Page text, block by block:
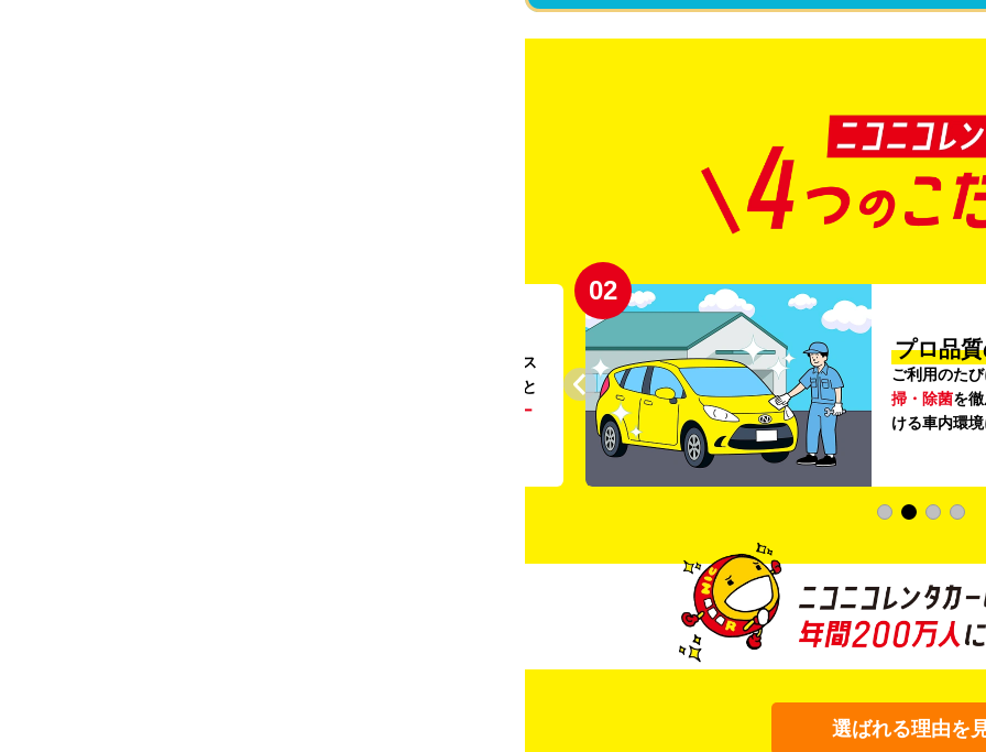
。ガソリンス
タンドや整備工場の既存インフラを活用すること
リー
02
プロ品
ご利用のた
掃・除菌を
ける車内環
選ばれる理由を